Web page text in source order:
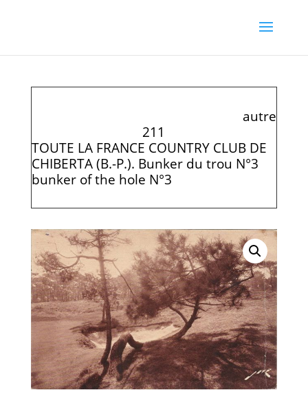
autre
211
TOUTE LA FRANCE COUNTRY CLUB DE
CHIBERTA (B.-P.). Bunker du trou N°3
bunker of the hole N°3